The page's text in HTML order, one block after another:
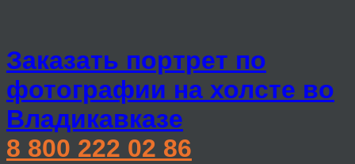
Заказать портрет по
фотографии на холсте во
Владикавказе
8 800 222 02 86